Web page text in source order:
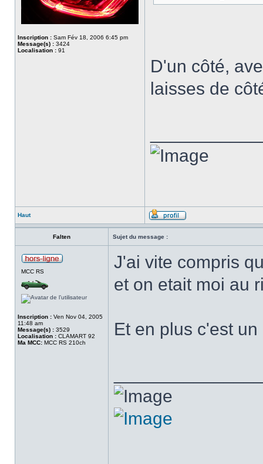
Inscription : Sam Fév 18, 2006 6:45 pm
Message(s) : 3424
Localisation : 91
D'un côté,
laisses de
Haut
Falten Sujet du message :
MCC RS
Inscription : Ven Nov 04, 2005
11:48 am
Message(s) : 3529
Localisation : CLAMART 92
Ma MCC: MCC RS 210ch
J'ai vite compris
et on etait moi au
Et en plus c'est